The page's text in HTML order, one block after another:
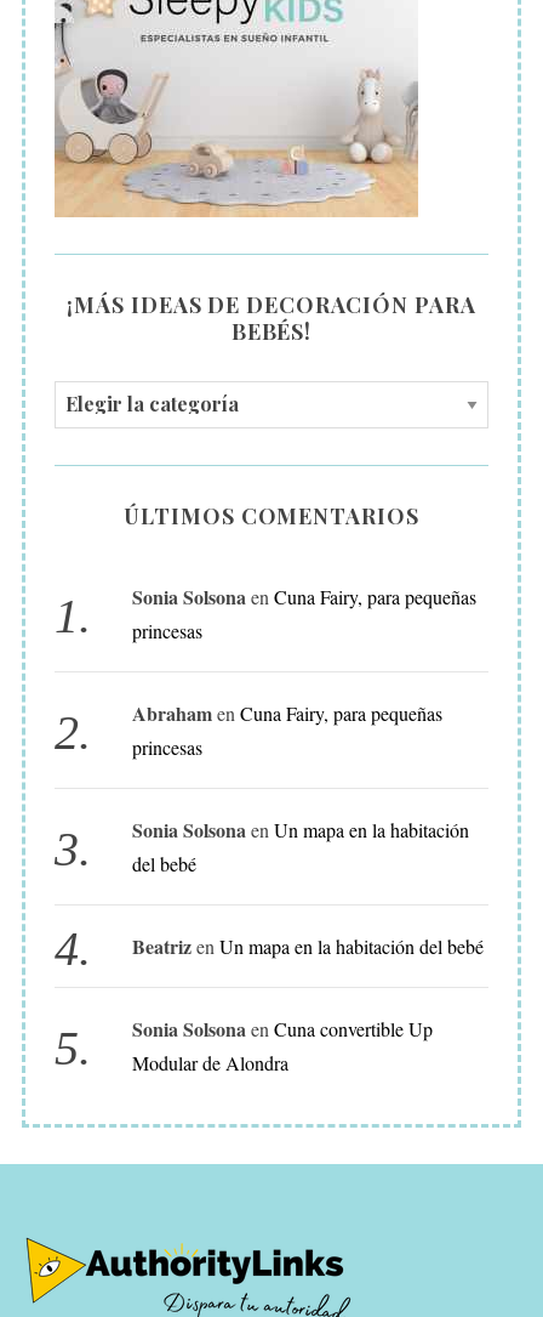
¡MÁS IDEAS DE DECORACIÓN PARA
BEBÉS!
M
Á
E
A
S
E
C
O
R
A
Ó
B
E
ÚLTIMOS COMENTARIOS
Sonia SolsonaenCuna Fairy, para pequeñas
princesas
AbrahamenCuna Fairy, para pequeñas
princesas
Sonia SolsonaenUn mapa en la habitación
del bebé
BeatrizenUn mapa en la habitación del bebé
Sonia SolsonaenCuna convertible Up
Modular de Alondra